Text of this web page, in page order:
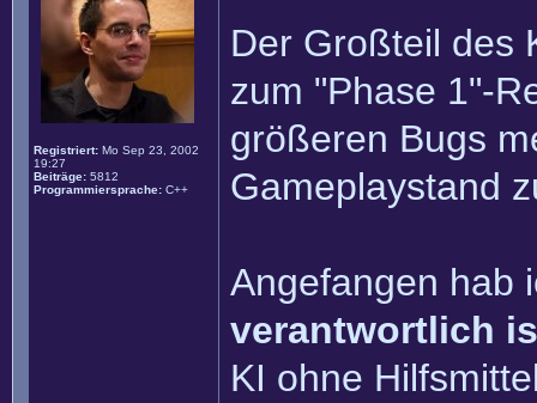
Registriert: Mo Sep 23, 2002
19:27
Beiträge: 5812
Programmiersprache: C++
Der Großteil des
zum "Phase 1"-
größeren Bugs
Gameplaystand
Angefangen hab
verantwortlich
KI ohne